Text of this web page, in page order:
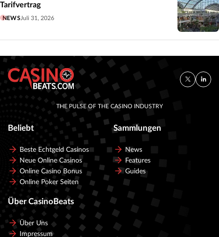
Tarifvertrag
NEWS Juli 31, 2026
THE PULSE OF THE CASINO INDUSTRY
Beliebt
Beste Echtgeld Casinos
Neue Online Casinos
Online Casino Bonus
Online Poker Seiten
Sammlungen
News
Features
Guides
Über CasinoBeats
Über Uns
Impressum